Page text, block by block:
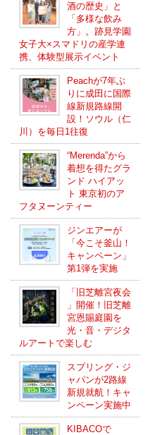
酒の歴史」と
「多様な飲み
方」。跡見学園
女子大×スマドリの産学連
携、体験型展示イベント
Peachが7年ぶ
りに成田に国際
線新規路線開
設！ソウル（仁
川）を毎日1往復
“Merenda”から
着想を得たグラ
ンド ハイアッ
ト 東京初のア
フタヌーンティー
ジンエアーが
「今こそ釜山！
キャンペーン」
第1弾を実施
「旧芝離宮夜会
」開催！旧芝離
宮恩賜庭園を
光・音・デジタ
ルアートで楽しむ
スプリング・ジ
ャパンが2路線
新規就航！キャ
ンペーン実施中
KIBACOで